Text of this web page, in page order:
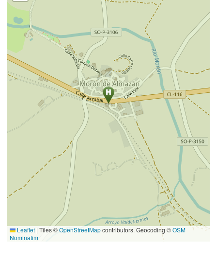
Leaflet | Tiles ©OpenStreetMapcontributors. Geocoding ©OSM
Nominatim